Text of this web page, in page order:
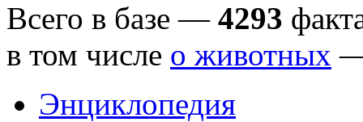
Всего в базе — 4293
в том числе о животных
Энциклопедия